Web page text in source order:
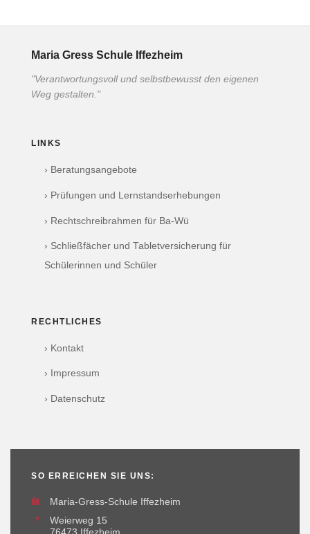
Maria Gress Schule Iffezheim
"Verantwortungsvoll und selbstbewusst den eigenen
Weg gestalten."
LINKS
› Beratungsangebote
› Prüfungen und Lernstandserhebungen
› Rechtschreibrahmen für Ba-Wü
› Schließfächer und Tabletversicherung für
Schülerinnen und Schüler
RECHTLICHES
› Kontakt
› Impressum
› Datenschutz
SO ERREICHEN SIE UNS:
🏫
Maria-Gress-Schule Iffezheim
📍
Weierweg 15